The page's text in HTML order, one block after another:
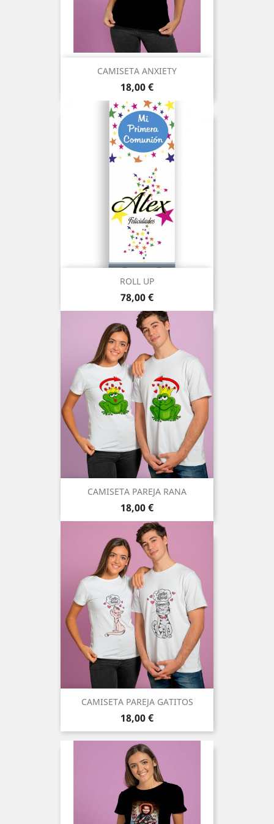
CAMISETA ANXIETY
Precio
18,00 €
ROLL UP
Precio
78,00 €
CAMISETA PAREJA RANA
Precio
18,00 €
CAMISETA PAREJA GATITOS
Precio
18,00 €